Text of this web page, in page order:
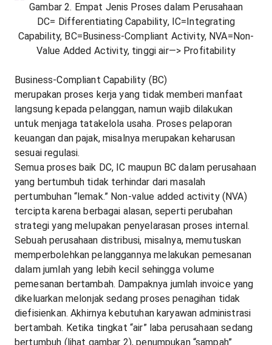
Gambar 2. Empat Jenis Proses dalam Perusahaan
DC= Differentiating Capability, IC=Integrating
Capability, BC=Business-Compliant Activity, NVA=Non-
Value Added Activity, tinggi air—> Profitability
Business-Compliant Capability (BC)
merupakan proses kerja yang tidak memberi manfaat
langsung kepada pelanggan, namun wajib dilakukan
untuk menjaga tatakelola usaha. Proses pelaporan
keuangan dan pajak, misalnya merupakan keharusan
sesuai regulasi.
Semua proses baik DC, IC maupun BC dalam perusahaan
yang bertumbuh tidak terhindar dari masalah
pertumbuhan “lemak.” Non-value added activity (NVA)
tercipta karena berbagai alasan, seperti perubahan
strategi yang melupakan penyelarasan proses internal.
Sebuah perusahaan distribusi, misalnya, memutuskan
memperbolehkan pelanggannya melakukan pemesanan
dalam jumlah yang lebih kecil sehingga volume
pemesanan bertambah. Dampaknya jumlah invoice yang
dikeluarkan melonjak sedang proses penagihan tidak
diefisienkan. Akhirnya kebutuhan karyawan administrasi
bertambah. Ketika tingkat “air” laba perusahaan sedang
bertumbuh (lihat gambar 2), penumpukan “sampah”